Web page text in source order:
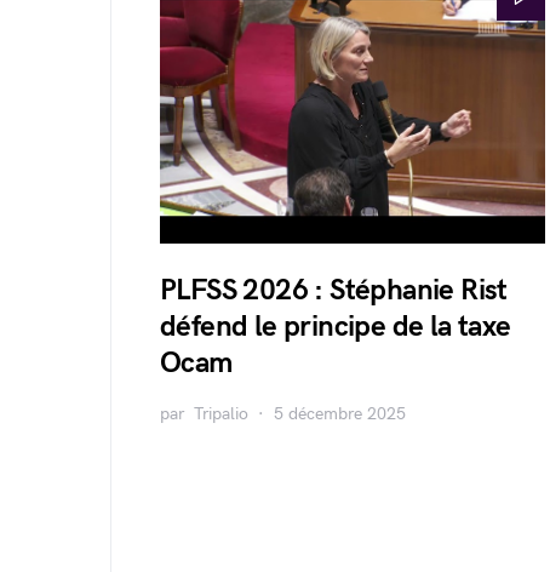
PLFSS 2026 : Stéphanie Rist
défend le principe de la taxe
Ocam
par Tripalio 5 décembre 2025